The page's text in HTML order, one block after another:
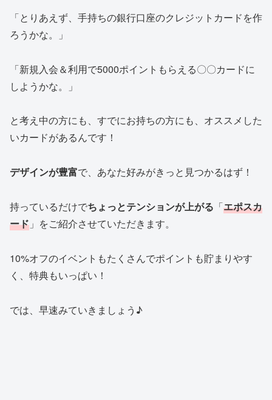
「とりあえず、手持ちの銀行口座のクレジットカードを作
ろうかな。」
「新規入会＆利用で5000ポイントもらえる〇〇カードに
しようかな。」
と考え中の方にも、すでにお持ちの方にも、オススメした
いカードがあるんです！
デザインが豊富で、あなた好みがきっと見つかるはず！
持っているだけでちょっとテンションが上がる 「エポスカ
ード 」をご紹介させていただきます。
10%オフのイベントもたくさんでポイントも貯まりやす
く、特典もいっぱい！
では、早速みていきましょう♪